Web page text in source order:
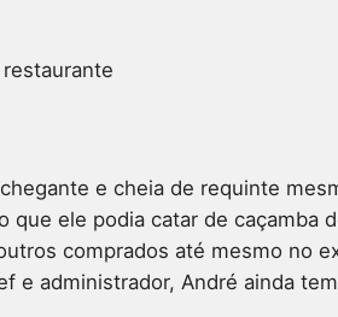
e cheia de requinte
ele podia catar de caçamba
comprados até mesmo no
e administrador, André ainda